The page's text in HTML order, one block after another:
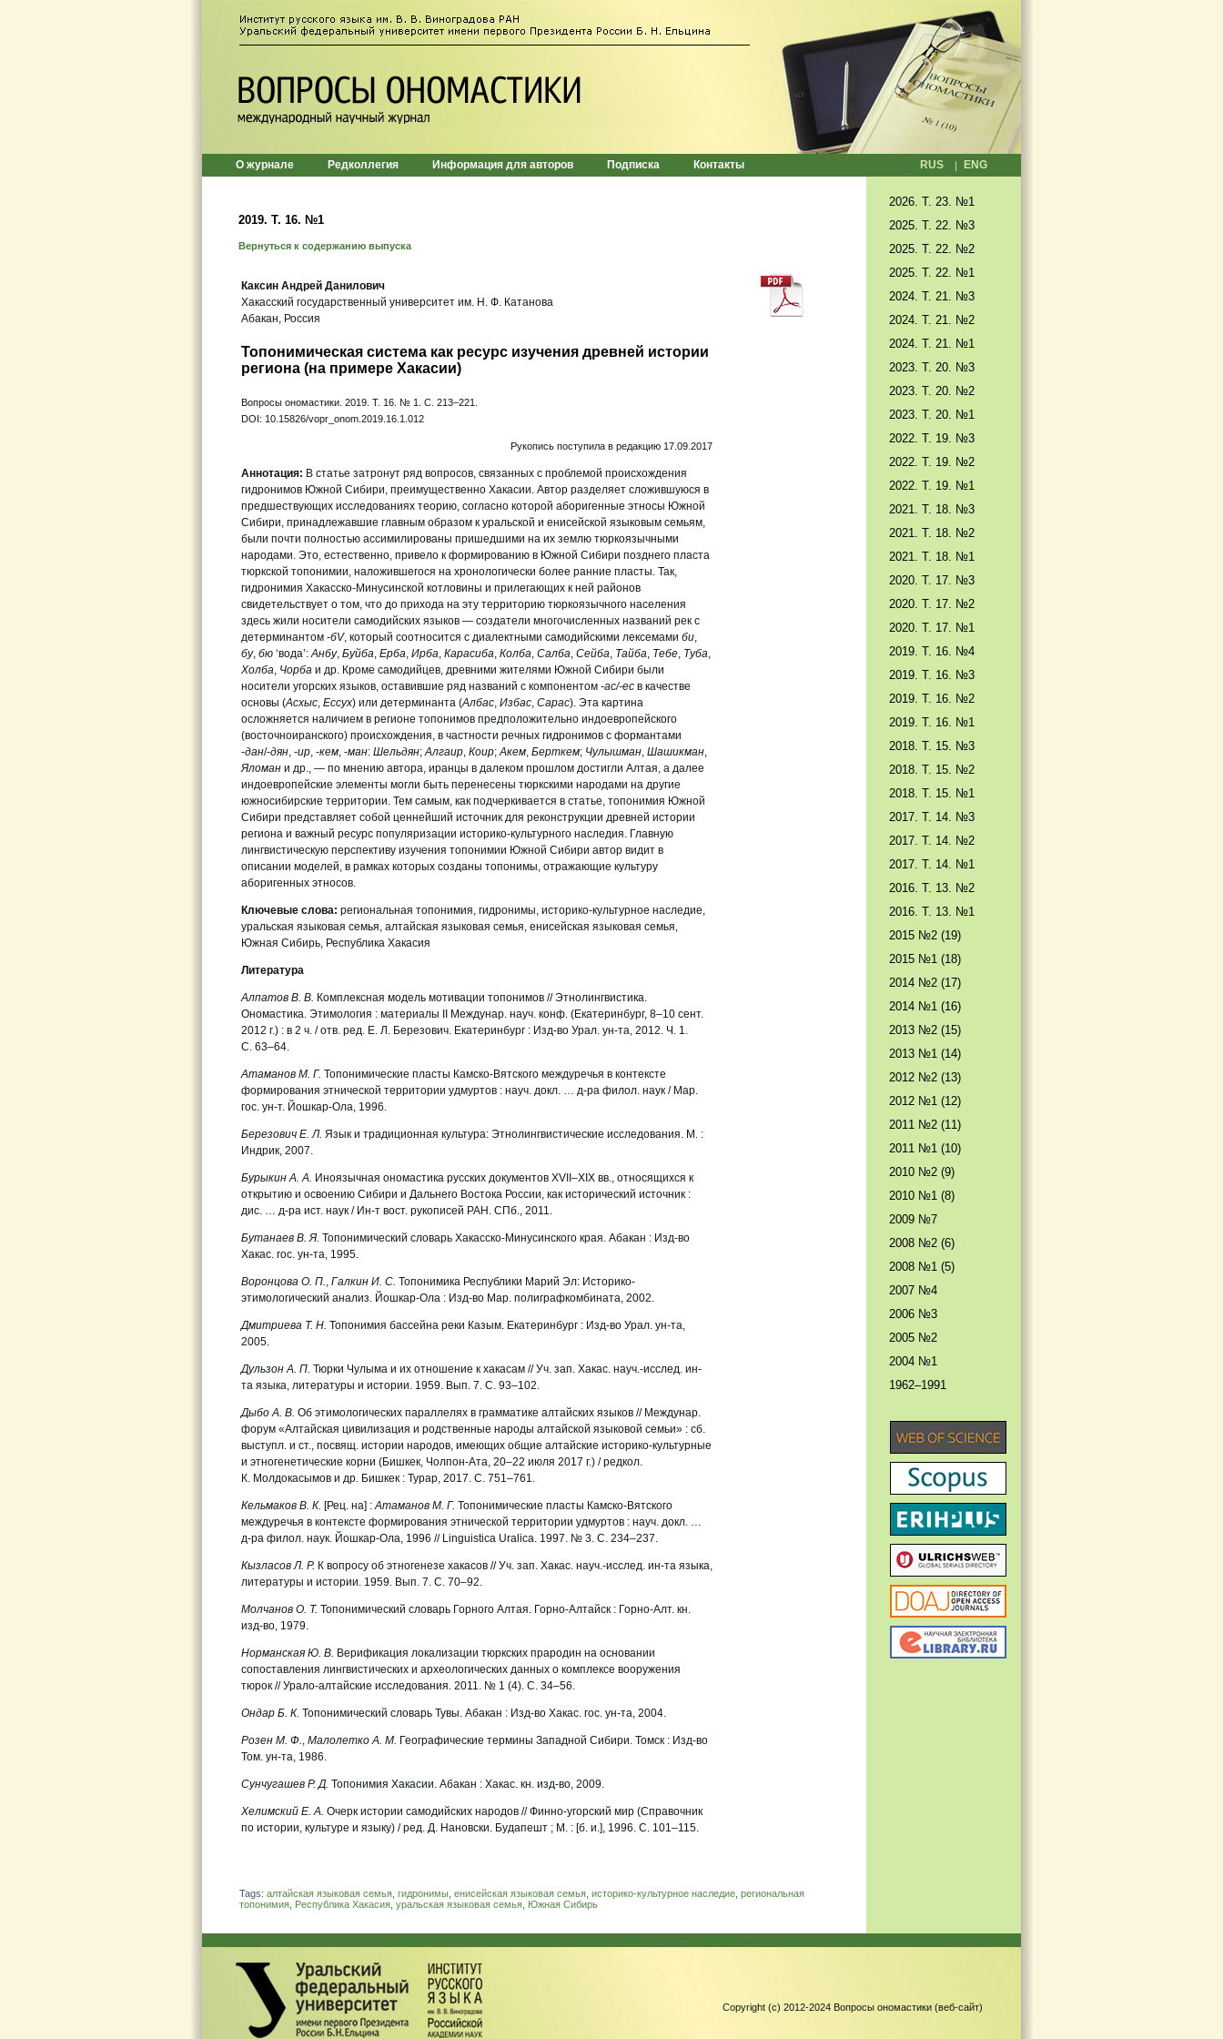
О журнале Редколлегия Информация для авторов Подписка Контакты RUS ENG
2019. Т. 16. №1
Вернуться к содержанию выпуска
Каксин Андрей Данилович
Хакасский государственный университет им. Н. Ф. Катанова
Абакан, Россия
Топонимическая система как ресурс изучения древней истории
региона (на примере Хакасии)
Вопросы ономастики. 2019. Т. 16. № 1. С. 213–221.
DOI: 10.15826/vopr_onom.2019.16.1.012
Рукопись поступила в редакцию 17.09.2017
Аннотация: В статье затронут ряд вопросов, связанных с проблемой происхождения
гидронимов Южной Сибири, преимущественно Хакасии. Автор разделяет сложившуюся в
предшествующих исследованиях теорию, согласно которой аборигенные этносы Южной
Сибири, принадлежавшие главным образом к уральской и енисейской языковым семьям,
были почти полностью ассимилированы пришедшими на их землю тюркоязычными
народами. Это, естественно, привело к формированию в Южной Сибири позднего пласта
тюркской топонимии, наложившегося на хронологически более ранние пласты. Так,
гидронимия Хакасско-Минусинской котловины и прилегающих к ней районов
свидетельствует о том, что до прихода на эту территорию тюркоязычного населения
здесь жили носители самодийских языков — создатели многочисленных названий рек с
детерминантом -бV, который соотносится с диалектными самодийскими лексемами би,
бу, бю ‘вода’:Анбу, Буйба, Ерба, Ирба, Карасиба, Колба, Салба, Сейба, Тайба, Тебе, Туба,
Холба, Чорба и др. Кроме самодийцев, древними жителями Южной Сибири были
носители угорских языков, оставившие ряд названий с компонентом -ас/-ес в качестве
основы (Асхыс, Ессух) или детерминанта (Албас, Избас, Сарас). Эта картина
осложняется наличием в регионе топонимов предположительно индоевропейского
(восточноиранского) происхождения, в частности речных гидронимов с формантами
-дан/-дян, -ир, -кем, -ман: Шельдян;Алгаир, Коир;Акем, Берткем; Чулышман, Шашикман,
Яломан и др., — по мнению автора, иранцы в далеком прошлом достигли Алтая, а далее
индоевропейские элементы могли быть перенесены тюркскими народами на другие
южносибирские территории. Тем самым, как подчеркивается в статье, топонимия Южной
Сибири представляет собой ценнейший источник для реконструкции древней истории
региона и важный ресурс популяризации историко-культурного наследия. Главную
лингвистическую перспективу изучения топонимии Южной Сибири автор видит в
описании моделей, в рамках которых созданы топонимы, отражающие культуру
аборигенных этносов.
Ключевые слова: региональная топонимия, гидронимы, историко-культурное наследие,
уральская языковая семья, алтайская языковая семья, енисейская языковая семья,
Южная Сибирь, Республика Хакасия
Литература
Алпатов В. В. Комплексная модель мотивации топонимов // Этнолингвистика.
Ономастика. Этимология : материалы II Междунар. науч. конф. (Екатеринбург, 8–10 сент.
2012 г.) : в 2 ч. / отв. ред. Е. Л. Березович. Екатеринбург : Изд-во Урал. ун-та, 2012. Ч. 1.
С. 63–64.
Атаманов М. Г. Топонимические пласты Камско-Вятского междуречья в контексте
формирования этнической территории удмуртов : науч. докл. … д-ра филол. наук / Мар.
гос. ун-т. Йошкар-Ола, 1996.
Березович Е. Л. Язык и традиционная культура: Этнолингвистические исследования. М. :
Индрик, 2007.
Бурыкин А. А. Иноязычная ономастика русских документов XVII–XIX вв., относящихся к
открытию и освоению Сибири и Дальнего Востока России, как исторический источник :
дис. … д-ра ист. наук / Ин-т вост. рукописей РАН. СПб., 2011.
Бутанаев В. Я. Топонимический словарь Хакасско-Минусинского края. Абакан : Изд-во
Хакас. гос. ун-та, 1995.
Воронцова О. П., Галкин И. С. Топонимика Республики Марий Эл: Историко-
этимологический анализ. Йошкар-Ола : Изд-во Мар. полиграфкомбината, 2002.
Дмитриева Т. Н. Топонимия бассейна реки Казым. Екатеринбург : Изд-во Урал. ун-та,
2005.
Дульзон А. П. Тюрки Чулыма и их отношение к хакасам // Уч. зап. Хакас. науч.-исслед. ин-
та языка, литературы и истории. 1959. Вып. 7. С. 93–102.
Дыбо А. В. Об этимологических параллелях в грамматике алтайских языков // Междунар.
форум «Алтайская цивилизация и родственные народы алтайской языковой семьи» : сб.
выступл. и ст., посвящ. истории народов, имеющих общие алтайские историко-культурные
и этногенетические корни (Бишкек, Чолпон-Ата, 20–22 июля 2017 г.) / редкол.
К. Молдокасымов и др. Бишкек : Турар, 2017. С. 751–761.
Кельмаков В. К. [Рец. на] :Атаманов М. Г. Топонимические пласты Камско-Вятского
междуречья в контексте формирования этнической территории удмуртов : науч. докл. …
д-ра филол. наук. Йошкар-Ола, 1996 // Linguistica Uralica. 1997. № 3. С. 234–237.
Кызласов Л. Р. К вопросу об этногенезе хакасов // Уч. зап. Хакас. науч.-исслед. ин-та языка,
литературы и истории. 1959. Вып. 7. С. 70–92.
Молчанов О. Т. Топонимический словарь Горного Алтая. Горно-Алтайск : Горно-Алт. кн.
изд-во, 1979.
Норманская Ю. В. Верификация локализации тюркских прародин на основании
сопоставления лингвистических и археологических данных о комплексе вооружения
тюрок // Урало-алтайские исследования. 2011. № 1 (4). С. 34–56.
Ондар Б. К. Топонимический словарь Тувы. Абакан : Изд-во Хакас. гос. ун-та, 2004.
Розен М. Ф., Малолетко А. М. Географические термины Западной Сибири. Томск : Изд-во
Том. ун-та, 1986.
Сунчугашев Р. Д. Топонимия Хакасии. Абакан : Хакас. кн. изд-во, 2009.
Хелимский Е. А. Очерк истории самодийских народов // Финно-угорский мир (Справочник
по истории, культуре и языку) / ред. Д. Нановски. Будапешт ; М. : [б. и.], 1996. С. 101–115.
Tags: алтайская языковая семья гидронимы енисейская языковая семья историко-культурное наследие региональная
топонимия Республика Хакасия уральская языковая семья Южная Сибирь
2026. T. 23. №1
2025. T. 22. №3
2025. Т. 22. №2
2025. Т. 22. №1
2024. Т. 21. №3
2024. Т. 21. №2
2024. Т. 21. №1
2023. Т. 20. №3
2023. Т. 20. №2
2023. Т. 20. №1
2022. Т. 19. №3
2022. Т. 19. №2
2022. Т. 19. №1
2021. Т. 18. №3
2021. Т. 18. №2
2021. Т. 18. №1
2020. Т. 17. №3
2020. Т. 17. №2
2020. Т. 17. №1
2019. Т. 16. №4
2019. Т. 16. №3
2019. Т. 16. №2
2019. Т. 16. №1
2018. Т. 15. №3
2018. Т. 15. №2
2018. Т. 15. №1
2017. T. 14. №3
2017. T. 14. №2
2017. T. 14. №1
2016. T. 13. №2
2016. T. 13. №1
2015 №2 (19)
2015 №1 (18)
2014 №2 (17)
2014 №1 (16)
2013 №2 (15)
2013 №1 (14)
2012 №2 (13)
2012 №1 (12)
2011 №2 (11)
2011 №1 (10)
2010 №2 (9)
2010 №1 (8)
2009 №7
2008 №2 (6)
2008 №1 (5)
2007 №4
2006 №3
2005 №2
2004 №1
1962–1991
Copyright (c) 2012-2024 Вопросы ономастики (веб-сайт)